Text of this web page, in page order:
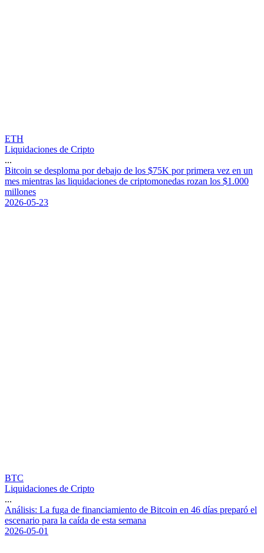
ETH
Liquidaciones de Cripto
...
Bitcoin se desploma por debajo de los $75K por primera vez en un
mes mientras las liquidaciones de criptomonedas rozan los $1 .000
millones
2026-05-23
BTC
Liquidaciones de Cripto
...
Análisis: La fuga de financiamiento de Bitcoin en 46 días preparó el
escenario para la caída de esta semana
2026-05-01